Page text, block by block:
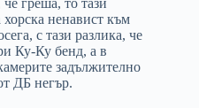
ненавист към
с тази разлика, че
Ку-Ку бенд, а в
задължително
ДБ негър.